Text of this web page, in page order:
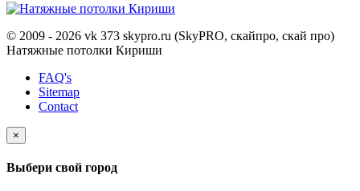
© 2009 - 2026 vk 373 skypro.ru (SkyPRO, скайпро, скай про)
Натяжные потолки Кириши
FAQ's
Sitemap
Contact
×
Выбери свой город